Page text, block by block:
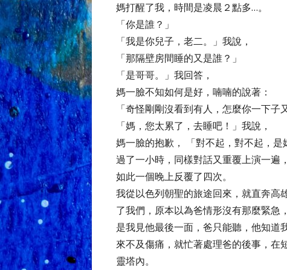
媽打醒了我，時間是凌晨２點多…。
「你是誰？」
「我是你兒子，老二。」我說，
「那隔壁房間睡的又是誰？」
「是哥哥。」我回答，
媽一臉不知如何是好，喃喃的說著：
「奇怪剛剛沒看到有人，怎麼你一下子
「媽，您太累了，去睡吧！」我說，
媽一臉的抱歉， 「對不起，對不起，是
過了一小時，同樣對話又重覆上演一遍
如此一個晚上反覆了四次。
我從以色列朝聖的旅途回來，就直奔高
了我們，原本以為爸情形沒有那麼緊急
是我見他最後一面，爸只能聽，他知道
來不及傷痛，就忙著處理爸的後事，在
靈塔內。